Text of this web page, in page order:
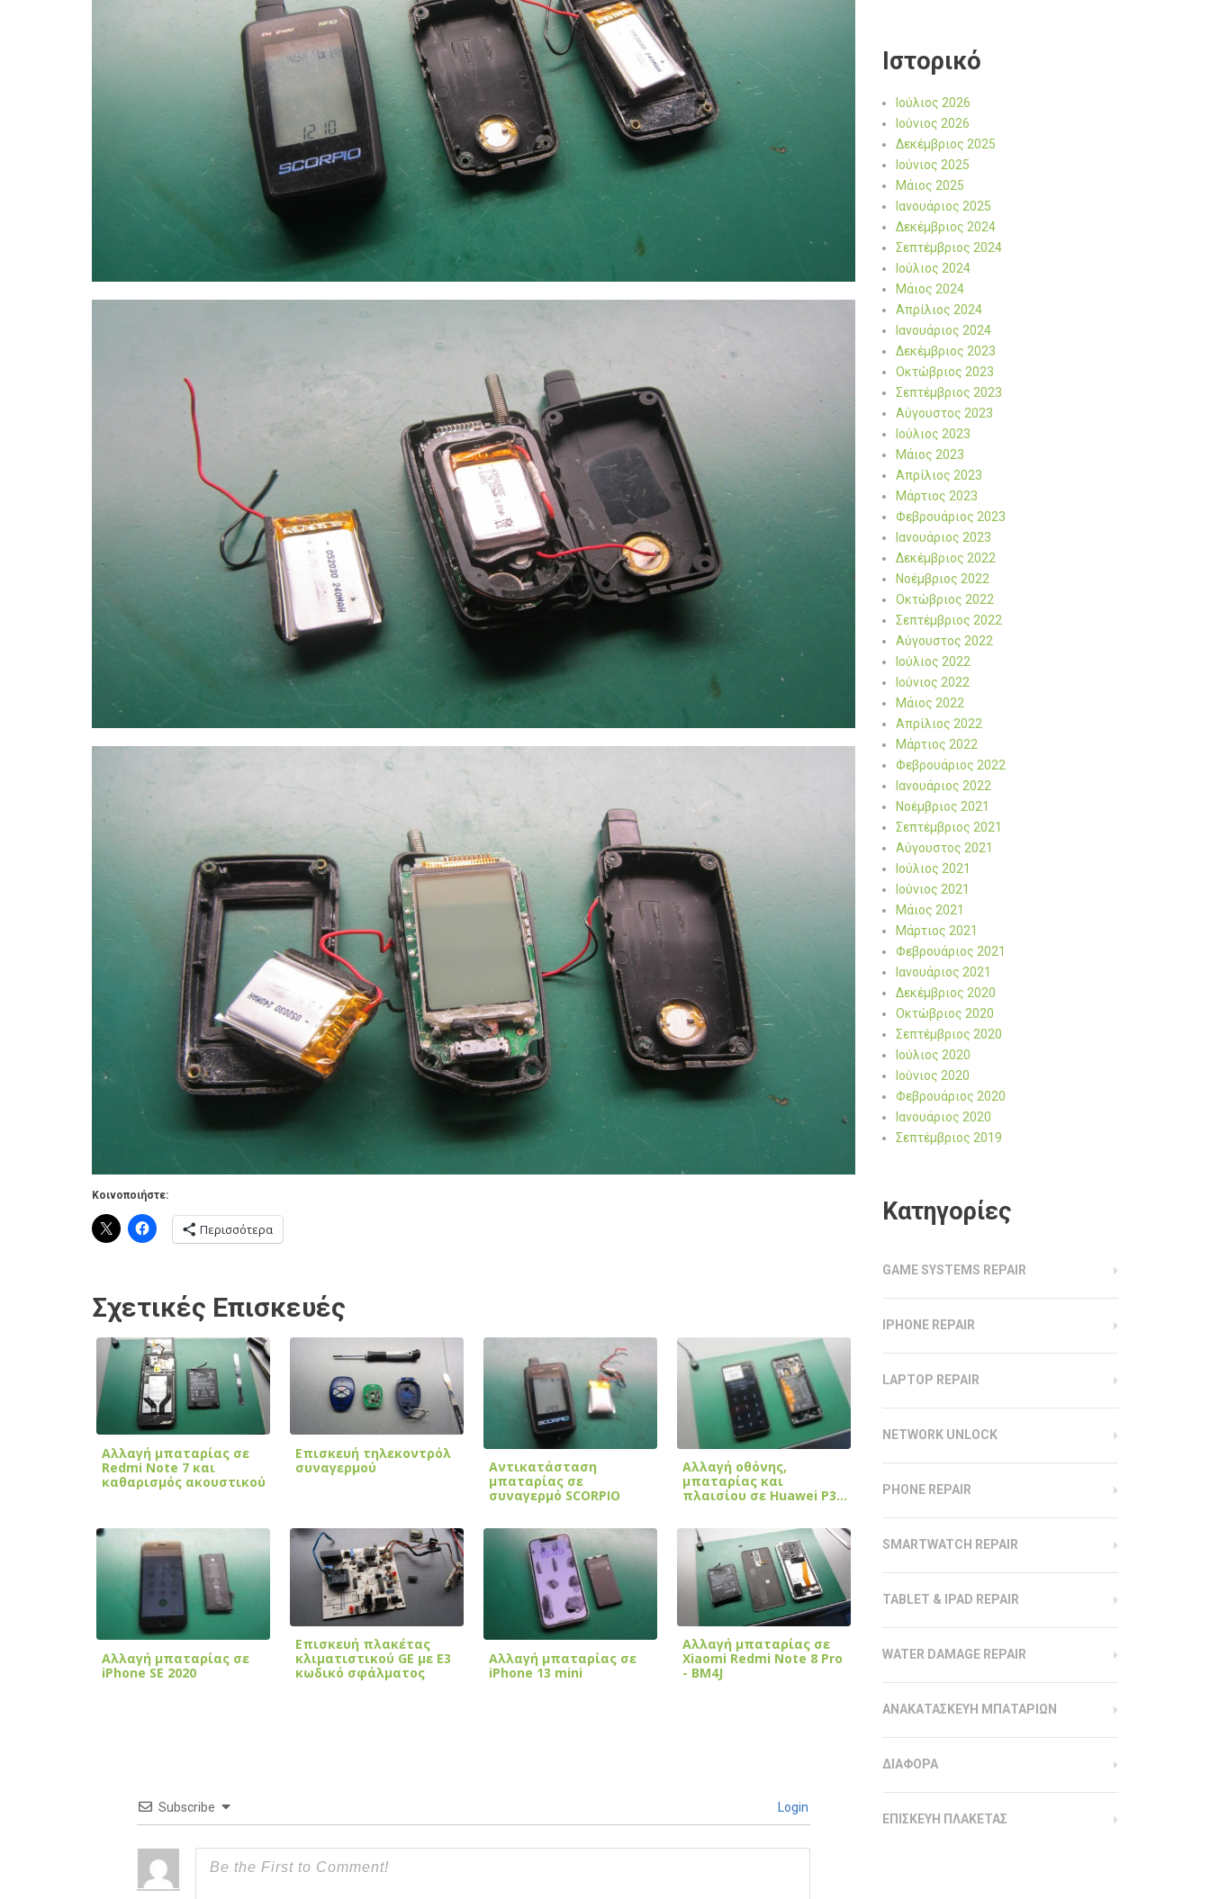
Κοινοποιήστε:
Περισσότερα
Σχετικές Επισκευές
Αλλαγή μπαταρίας σε
Redmi Note 7 και
καθαρισμός ακουστικού
Επισκευή τηλεκοντρόλ
συναγερμού
Αντικατάσταση
μπαταρίας σε
συναγερμό SCORPIO
Αλλαγή οθόνης,
μπαταρίας και
πλαισίου σε Huawei P30
Αλλαγή μπαταρίας σε
iPhone SE 2020
Επισκευή πλακέτας
κλιματιστικού GE με E3
κωδικό σφάλματος
Αλλαγή μπαταρίας σε
iPhone 13 mini
Αλλαγή μπαταρίας σε
Xiaomi Redmi Note 8 Pro
- BM4J
Subscribe Login
Ιστορικό
Ιούλιος 2026
Ιούνιος 2026
Δεκέμβριος 2025
Ιούνιος 2025
Μάιος 2025
Ιανουάριος 2025
Δεκέμβριος 2024
Σεπτέμβριος 2024
Ιούλιος 2024
Μάιος 2024
Απρίλιος 2024
Ιανουάριος 2024
Δεκέμβριος 2023
Οκτώβριος 2023
Σεπτέμβριος 2023
Αύγουστος 2023
Ιούλιος 2023
Μάιος 2023
Απρίλιος 2023
Μάρτιος 2023
Φεβρουάριος 2023
Ιανουάριος 2023
Δεκέμβριος 2022
Νοέμβριος 2022
Οκτώβριος 2022
Σεπτέμβριος 2022
Αύγουστος 2022
Ιούλιος 2022
Ιούνιος 2022
Μάιος 2022
Απρίλιος 2022
Μάρτιος 2022
Φεβρουάριος 2022
Ιανουάριος 2022
Νοέμβριος 2021
Σεπτέμβριος 2021
Αύγουστος 2021
Ιούλιος 2021
Ιούνιος 2021
Μάιος 2021
Μάρτιος 2021
Φεβρουάριος 2021
Ιανουάριος 2021
Δεκέμβριος 2020
Οκτώβριος 2020
Σεπτέμβριος 2020
Ιούλιος 2020
Ιούνιος 2020
Φεβρουάριος 2020
Ιανουάριος 2020
Σεπτέμβριος 2019
Kατηγορίες
GAME SYSTEMS REPAIR
IPHONE REPAIR
LAPTOP REPAIR
NETWORK UNLOCK
PHONE REPAIR
SMARTWATCH REPAIR
TABLET & IPAD REPAIR
WATER DAMAGE REPAIR
ΑΝΑΚΑΤΑΣΚΕΥΗ ΜΠΑΤΑΡΙΩΝ
ΔΙΑΦΟΡΑ
ΕΠΙΣΚΕΥΗ ΠΛΑΚΕΤΑΣ